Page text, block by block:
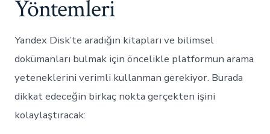
Yöntemleri
Yandex Disk’te aradığın kitapları ve bilimsel
dokümanları bulmak için öncelikle platformun arama
yeteneklerini verimli kullanman gerekiyor. Burada
dikkat edeceğin birkaç nokta gerçekten işini
kolaylaştıracak: